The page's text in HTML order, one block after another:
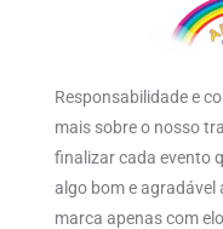
Responsabilidade e
mais sobre o nosso
finalizar cada evento
algo bom e agradável
marca apenas com